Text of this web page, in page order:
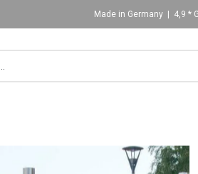
Made in Germany | 4,9 *